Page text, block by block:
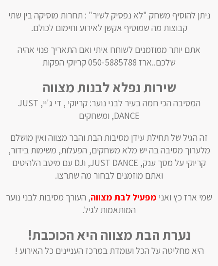
ניתן להוסיף משחק "לא נפסיק לשיר" : תחרות מוסיקה בין שתי
קבוצות מה שמוסיף אקשן לאירוע וחימום לכולם.
אתם יותר ממוזמנים לשוחח איתי ואם התאריך פנוי אהיה
שלכם..ארז 050-5885788 קריוקי הפקות
שירות נפלא לבנות מצווה
המסיבה הכי חמה בעיר לבני נוער: קריוקי , די ג'יי, JUST
DANCE, ומשחקים
זה הגיל של תחילת עידן מסיבות הבת והבר מצווה ואין מושלם
מלערוך מסיבה בה יש מלא משחקים, הפעלות, משימות בידור,
קריוקי על מסך ענק, JUST DANCE, וDJ עם מיטב הלהיטים
ואתם מוזמנים לבחור מה שתרצו.
שמי ארז כץ ואני מפעיל לבת מצווה, העורך מסיבות לבני נוער
המותאמות לגיל.
נערת הבת מצווה היא הכוכבת!
היא מחליטה על הכל ועומדת במרכז העניינים כל האירוע !